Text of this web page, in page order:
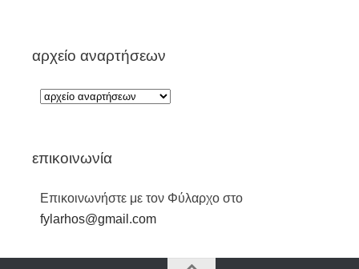
αρχείο αναρτήσεων
επικοινωνία
Επικοινωνήστε με τον Φύλαρχο στο
fylarhos@gmail.com